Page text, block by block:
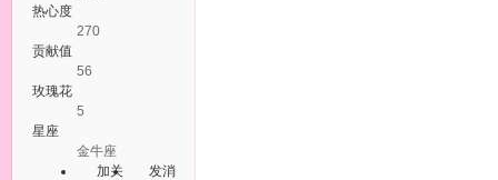
热心度
270
贡献值
56
玫瑰花
5
星座
金牛座
加关
发消